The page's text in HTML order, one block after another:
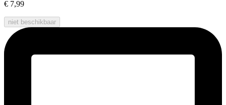
€ 7,99
niet beschikbaar